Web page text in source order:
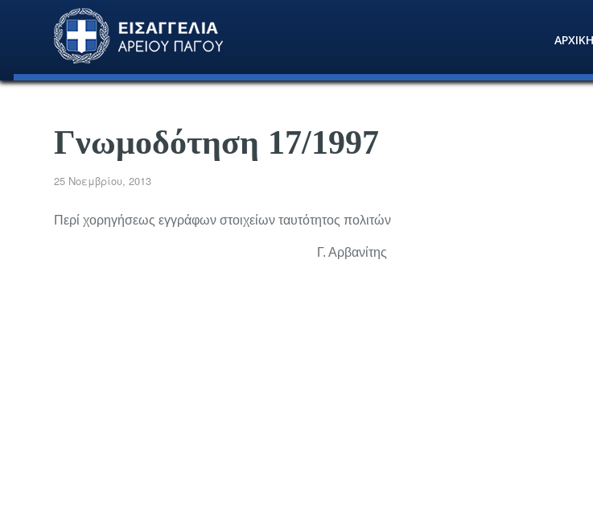
ΑΡΧΙΚΗ
Γνωμοδότηση 17/1997
25 Νοεμβρίου, 2013
Περί χορηγήσεως εγγράφων στοιχείων ταυτότητος πολιτών
Γ. Αρβανίτης